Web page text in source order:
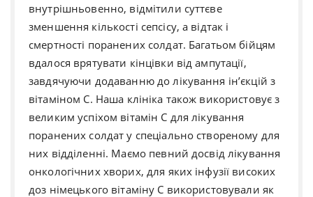
внутрішньовенно, відмітили суттєве
зменшення кількості сепсісу, а відтак і
смертності поранених солдат. Багатьом бійцям
вдалося врятувати кінцівки від ампутації,
завдячуючи додаванню до лікування ін’єкцій з
вітаміном С. Наша клініка також використовує з
великим успіхом вітамін С для лікування
поранених солдат у спеціально створеному для
них відділенні. Маємо певний досвід лікування
онкологічних хворих, для яких інфузії високих
доз німецького вітаміну С використовували як